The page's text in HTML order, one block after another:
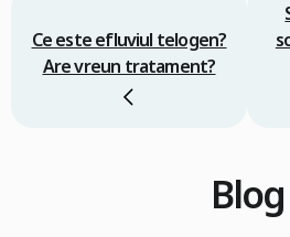
Ce este efluviul telogen?
Are vreun tratament?
Blog